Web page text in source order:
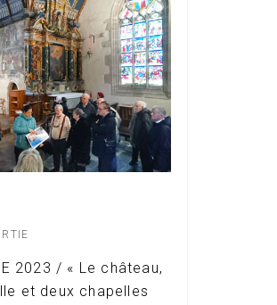
2023 / « Le château,
et deux chapelles